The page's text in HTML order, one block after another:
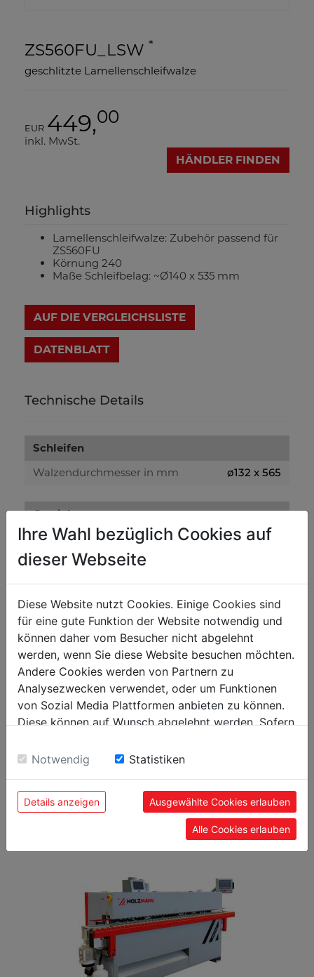
ZS560FU_LSW *
geschlitzte Lamellenschleifwalze
EUR 449,00
inkl. MwSt.
HÄNDLER FINDEN
Highlights
Lamellenschleifwalze: Zubehör passend für
ZS560FU
Körnung 240
Maße Schleifbelag: ~Ø140 x 535 mm
AUF DIE VERGLEICHSLISTE
DATENBLATT
Technische Details
Schleifen
Walzendurchmesser in mm
ø132 x 565
Gewicht
Bruttogewicht in kg
10.70
Nettogewicht in kg
Versandmaße
Verpackungsbreite in mm
185
Verpackungslänge in mm
690
Verpackungshöhe in mm
Allgemeine Daten
Ihre Wahl bezüglich Cookies auf
dieser Webseite
Diese Website nutzt Cookies. Einige Cookies sind
für eine gute Funktion der Website notwendig und
können daher vom Besucher nicht abgelehnt
werden, wenn Sie diese Website besuchen möchten.
Andere Cookies werden von Partnern zu
Analysezwecken verwendet, oder um Funktionen
von Sozial Media Plattformen anbieten zu können.
Diese können auf Wunsch abgelehnt werden. Sofern
Einwilligung zu unseren Cookies.
Notwendig Statistiken
Details anzeigen Ausgewählte Cookies erlauben
Alle Cookies erlauben